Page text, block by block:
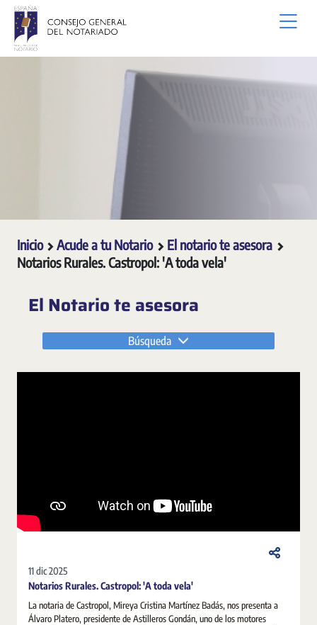
Saltar al contenido principal
Inicio Acude a tu Notario
El notario te asesora
Notarios Rurales. Castropol: 'A toda vela'
El Notario te asesora
Búsqueda
11 dic 2025
Notarios Rurales. Castropol: 'A toda vela'
La notaria de Castropol, Mireya Cristina Martínez Badás, nos presenta a
Álvaro Platero, presidente de Astilleros Gondán, uno de los motores